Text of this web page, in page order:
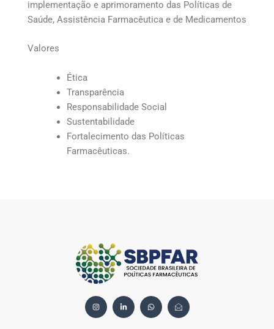
implementação e aprimoramento das Políticas de
Saúde, Assistência Farmacêutica e de Medicamentos
Valores
Ética
Transparência
Responsabilidade Social
Sustentabilidade
Fortalecimento das Políticas
Farmacêuticas.
I
n
s
t
L
i
k
W
h
t
I
c
o
n